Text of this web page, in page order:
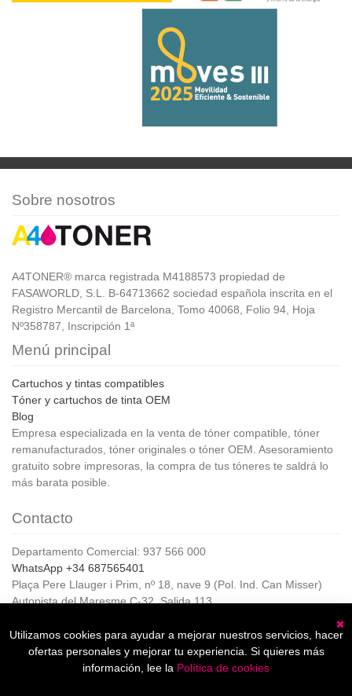
Sobre nosotros
A4TONER® marca registrada M4188573 propiedad de
FASAWORLD, S.L. B-64713662 sociedad española inscrita en el
Registro Mercantil de Barcelona, Tomo 40068, Folio 94, Hoja
Nº358787, Inscripción 1ª
Menú principal
Cartuchos y tintas compatibles
Tóner y cartuchos de tinta OEM
Blog
Empresa especializada en la venta de tóner compatible, tóner
remanufacturados, tóner originales o tóner OEM. Asesoramiento
gratuito sobre impresoras, la compra de tus tóneres te saldrá lo
más barata posible.
Contacto
Departamento Comercial: 937 566 000
WhatsApp +34 687565401
Plaça Pere Llauger i Prim, nº 18, nave 9 (Pol. Ind. Can Misser)
Autopista del Maresme C-32, Salida 113
Horario de Atención al cliente:
De lunes a jueves de 8:00 a 17:00,
Viernes de 8:00 a 15:00
Utilizamos cookies para ayudar a mejorar nuestros servicios, hacer
ofertas personales y mejorar tu experiencia. Si quieres más
información, lee la Política de cookies